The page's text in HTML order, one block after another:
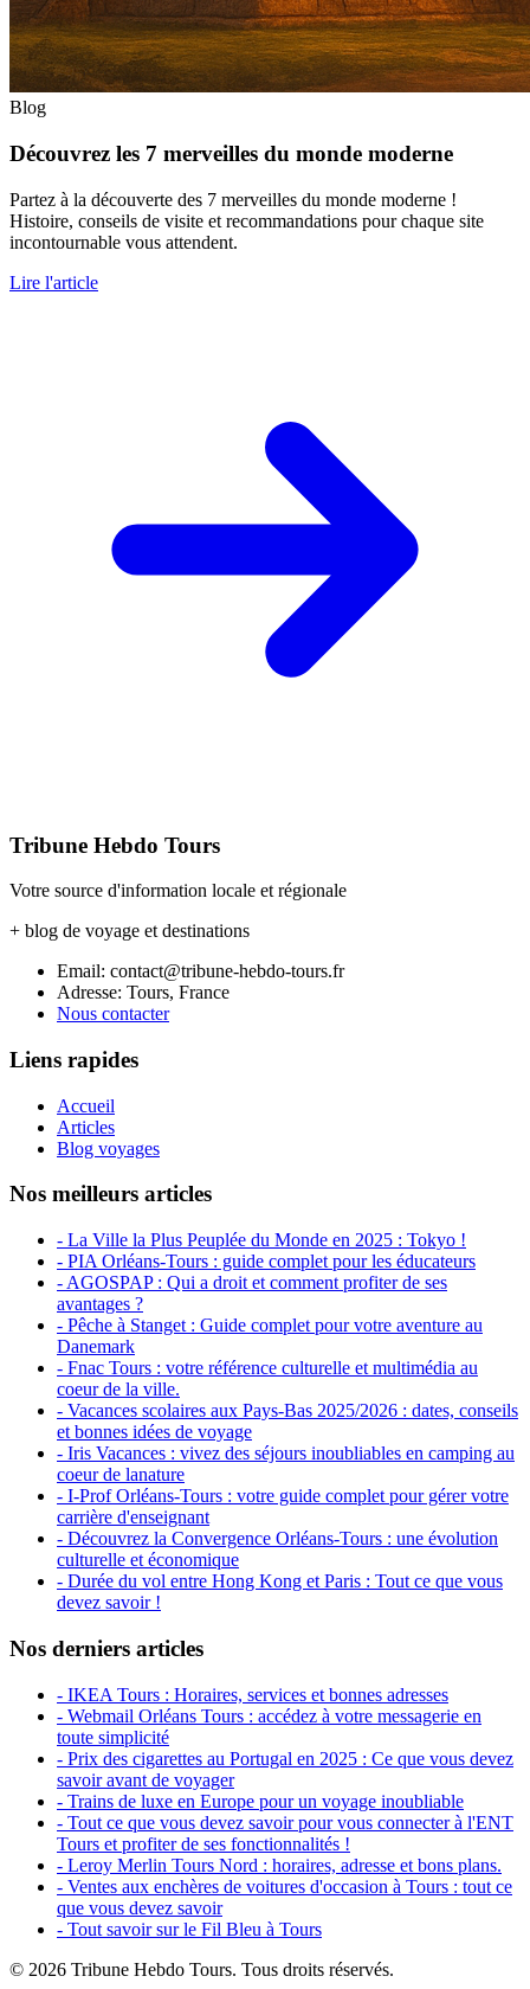
Blog
Découvrez les 7 merveilles du monde moderne
Partez à la découverte des 7 merveilles du monde moderne !
Histoire, conseils de visite et recommandations pour chaque site
incontournable vous attendent.
Lire l'article
Tribune Hebdo Tours
Votre source d'information locale et régionale
+ blog de voyage et destinations
Email: contact@tribune-hebdo-tours.fr
Adresse: Tours, France
Nous contacter
Liens rapides
Accueil
Articles
Blog voyages
Nos meilleurs articles
- La Ville la Plus Peuplée du Monde en 2025 : Tokyo !
- PIA Orléans-Tours : guide complet pour les éducateurs
- AGOSPAP : Qui a droit et comment profiter de ses
avantages ?
- Pêche à Stanget : Guide complet pour votre aventure au
Danemark
- Fnac Tours : votre référence culturelle et multimédia au
coeur de la ville.
- Vacances scolaires aux Pays-Bas 2025/2026 : dates, conseils
et bonnes idées de voyage
- Iris Vacances : vivez des séjours inoubliables en camping au
coeur de lanature
- I-Prof Orléans-Tours : votre guide complet pour gérer votre
carrière d'enseignant
- Découvrez la Convergence Orléans-Tours : une évolution
culturelle et économique
- Durée du vol entre Hong Kong et Paris : Tout ce que vous
devez savoir !
Nos derniers articles
- IKEA Tours : Horaires, services et bonnes adresses
- Webmail Orléans Tours : accédez à votre messagerie en
toute simplicité
- Prix des cigarettes au Portugal en 2025 : Ce que vous devez
savoir avant de voyager
- Trains de luxe en Europe pour un voyage inoubliable
- Tout ce que vous devez savoir pour vous connecter à l'ENT
Tours et profiter de ses fonctionnalités !
- Leroy Merlin Tours Nord : horaires, adresse et bons plans.
- Ventes aux enchères de voitures d'occasion à Tours : tout ce
que vous devez savoir
- Tout savoir sur le Fil Bleu à Tours
© 2026 Tribune Hebdo Tours. Tous droits réservés.